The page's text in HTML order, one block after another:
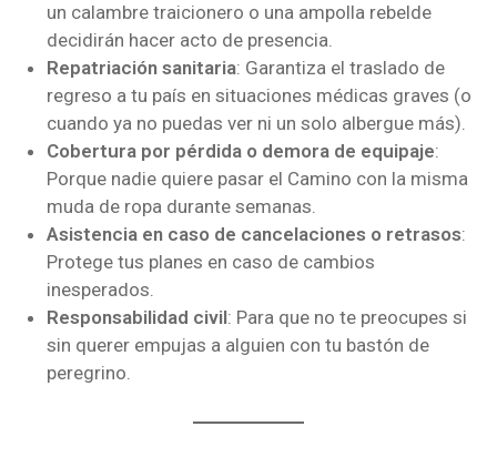
un calambre traicionero o una ampolla rebelde
decidirán hacer acto de presencia.
Repatriación sanitaria: Garantiza el traslado de
regreso a tu país en situaciones médicas graves (o
cuando ya no puedas ver ni un solo albergue más).
Cobertura por pérdida o demora de equipaje:
Porque nadie quiere pasar el Camino con la misma
muda de ropa durante semanas.
Asistencia en caso de cancelaciones o retrasos:
Protege tus planes en caso de cambios
inesperados.
Responsabilidad civil: Para que no te preocupes si
sin querer empujas a alguien con tu bastón de
peregrino.